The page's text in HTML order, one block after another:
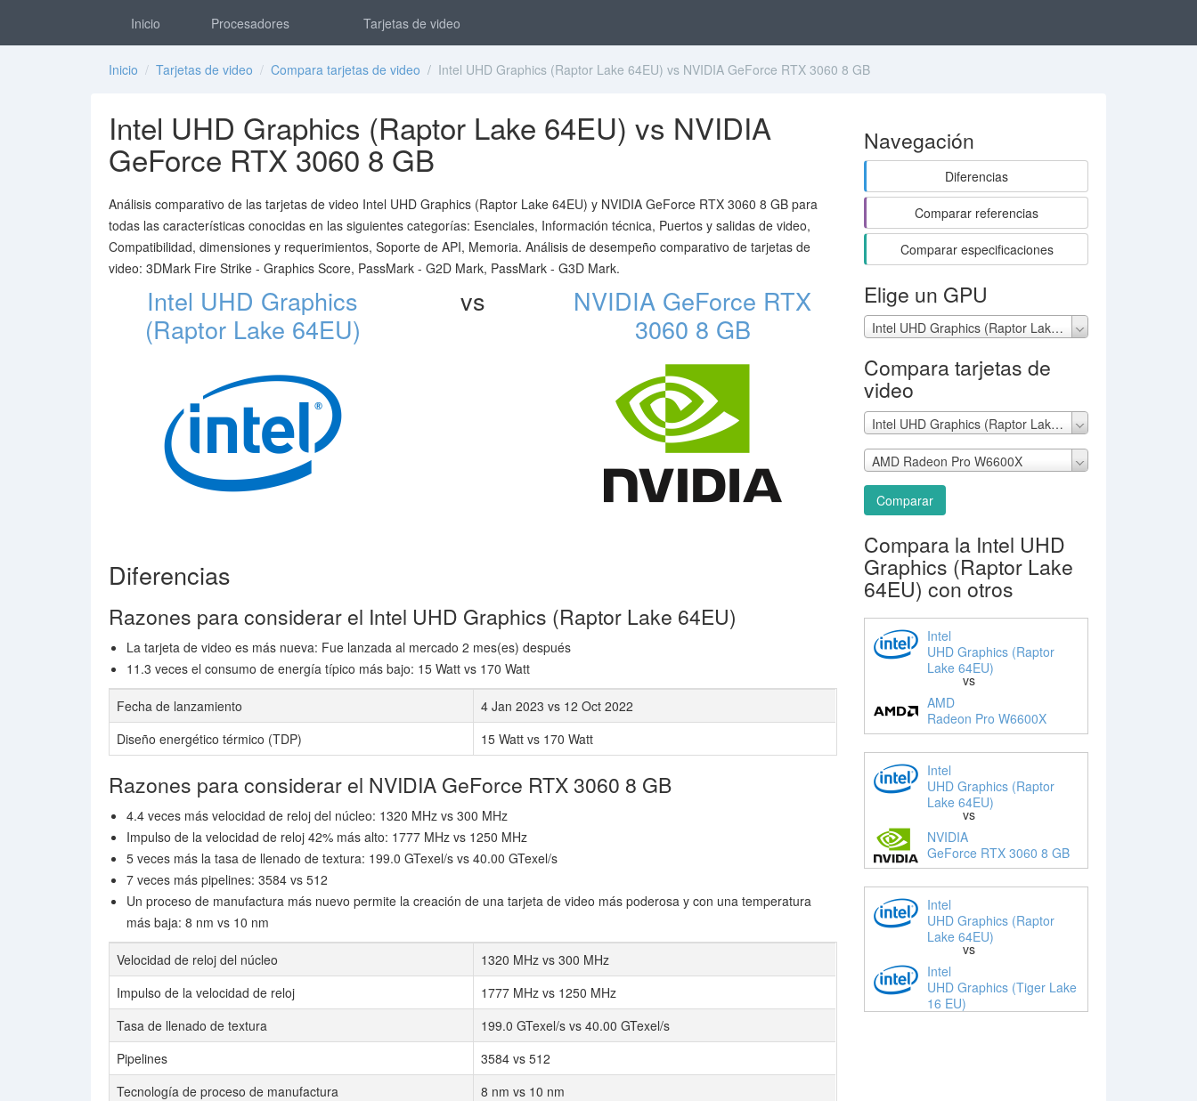
Inicio Procesadores Tarjetas de video
Inicio / Tarjetas de video / Compara tarjetas de video / Intel UHD Graphics (Raptor Lake 64EU) vs NVIDIA GeForce RTX 3060 8 GB
Intel UHD Graphics (Raptor Lake 64EU) vs NVIDIA
GeForce RTX 3060 8 GB
Análisis comparativo de las tarjetas de video Intel UHD Graphics (Raptor Lake 64EU) y NVIDIA GeForce RTX 3060 8 GB para
todas las características conocidas en las siguientes categorías: Esenciales, Información técnica, Puertos y salidas de video,
Compatibilidad, dimensiones y requerimientos, Soporte de API, Memoria. Análisis de desempeño comparativo de tarjetas de
video: 3DMark Fire Strike - Graphics Score, PassMark - G2D Mark, PassMark - G3D Mark.
Intel UHD Graphics
(Raptor Lake 64EU)
vs
NVIDIA GeForce RTX
3060 8 GB
Diferencias
Razones para considerar el Intel UHD Graphics (Raptor Lake 64EU)
La tarjeta de video es más nueva: Fue lanzada al mercado 2 mes(es) después
11.3 veces el consumo de energía típico más bajo: 15 Watt vs 170 Watt
Fecha de lanzamiento
4 Jan 2023 vs 12 Oct 2022
Diseño energético térmico (TDP)
15 Watt vs 170 Watt
Razones para considerar el NVIDIA GeForce RTX 3060 8 GB
4.4 veces más velocidad de reloj del núcleo: 1320 MHz vs 300 MHz
Impulso de la velocidad de reloj 42% más alto: 1777 MHz vs 1250 MHz
5 veces más la tasa de llenado de textura: 199.0 GTexel/s vs 40.00 GTexel/s
7 veces más pipelines: 3584 vs 512
Un proceso de manufactura más nuevo permite la creación de una tarjeta de video más poderosa y con una temperatura
más baja: 8 nm vs 10 nm
Velocidad de reloj del núcleo
1320 MHz vs 300 MHz
Impulso de la velocidad de reloj
1777 MHz vs 1250 MHz
Tasa de llenado de textura
199.0 GTexel/s vs 40.00 GTexel/s
Pipelines
3584 vs 512
Tecnología de proceso de manufactura
8 nm vs 10 nm
Navegación
Diferencias
Comparar referencias
Comparar especificaciones
Elige un GPU
Intel UHD Graphics (Raptor Lake 64EU)
Compara tarjetas de
video
Intel UHD Graphics (Raptor Lake 64EU)
AMD Radeon Pro W6600X
Comparar
Compara la Intel UHD
Graphics (Raptor Lake
64EU) con otros
Intel
UHD Graphics (Raptor
Lake 64EU)
vs
AMD
Radeon Pro W6600X
Intel
UHD Graphics (Raptor
Lake 64EU)
vs
NVIDIA
GeForce RTX 3060 8 GB
Intel
UHD Graphics (Raptor
Lake 64EU)
vs
Intel
UHD Graphics (Tiger Lake
16 EU)